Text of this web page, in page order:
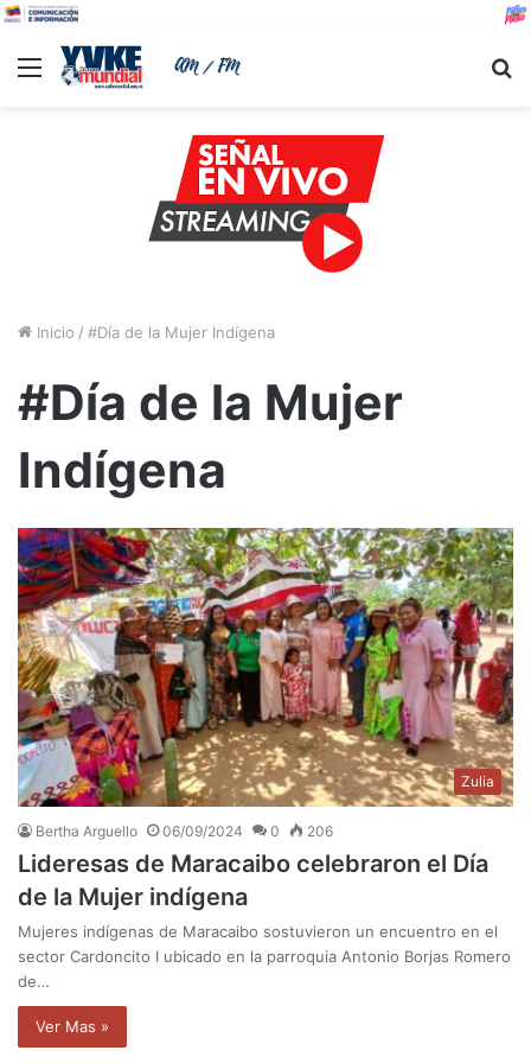
Menu
Inicio / #Día de la Mujer Indígena
#Día de la Mujer
Indígena
Zulia
Bertha Arguello 06/09/2024 0 206
Lideresas de Maracaibo celebraron el Día
de la Mujer indígena
Mujeres indígenas de Maracaibo sostuvieron un encuentro en el
sector Cardoncito I ubicado en la parroquia Antonio Borjas Romero
de…
Ver Mas »